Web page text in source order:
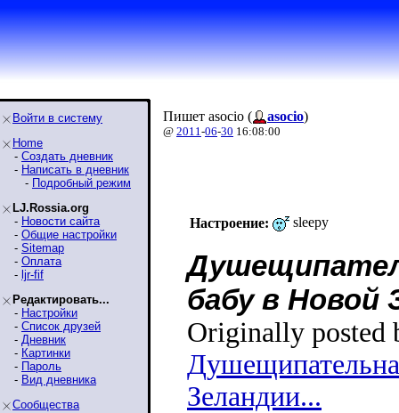
Войти в систему
Home
- Создать дневник
- Написать в дневник
- Подробный режим
LJ.Rossia.org
- Новости сайта
- Общие настройки
- Sitemap
- Оплата
- ljr-fif
Редактировать...
- Настройки
- Список друзей
- Дневник
- Картинки
- Пароль
- Вид дневника
Сообщества
Пишет asocio ( asocio)
@ 2011-06-30 16:08:00
Настроение: sleepy
бабу в Новой
Originally posted
Зеландии...